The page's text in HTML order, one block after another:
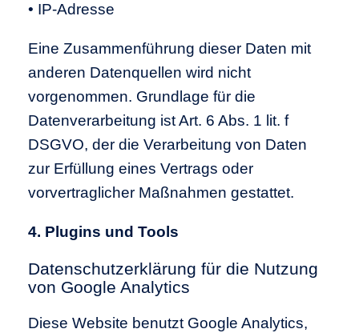
• IP-Adresse
Eine Zusammenführung dieser Daten mit
anderen Datenquellen wird nicht
vorgenommen. Grundlage für die
Datenverarbeitung ist Art. 6 Abs. 1 lit. f
DSGVO, der die Verarbeitung von Daten
zur Erfüllung eines Vertrags oder
vorvertraglicher Maßnahmen gestattet.
4. Plugins und Tools
Datenschutzerklärung für die Nutzung
von Google Analytics
Diese Website benutzt Google Analytics,